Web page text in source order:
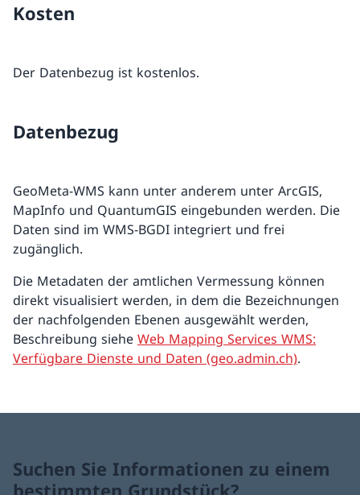
Kosten
Der Datenbezug ist kostenlos.
Datenbezug
GeoMeta-WMS kann unter anderem unter ArcGIS,
MapInfo und QuantumGIS eingebunden werden. Die
Daten sind im WMS-BGDI integriert und frei
zugänglich.
Die Metadaten der amtlichen Vermessung können
direkt visualisiert werden, in dem die Bezeichnungen
der nachfolgenden Ebenen ausgewählt werden,
Beschreibung siehe Web Mapping Services WMS:
Verfügbare Dienste und Daten (geo.admin.ch).
Suchen Sie Informationen zu einem
bestimmten Grundstück?